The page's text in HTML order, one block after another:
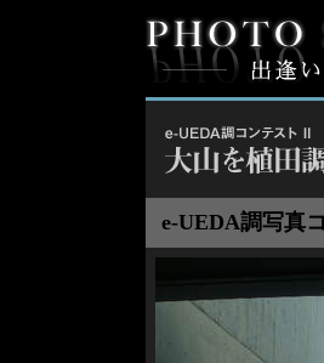
e-UEDA調写真